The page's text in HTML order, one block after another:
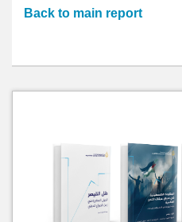
Back to main report